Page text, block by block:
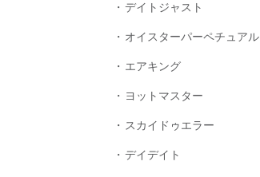
デイトジャスト
オイスターパーペチュアル
エアキング
ヨットマスター
スカイドゥエラー
デイデイト